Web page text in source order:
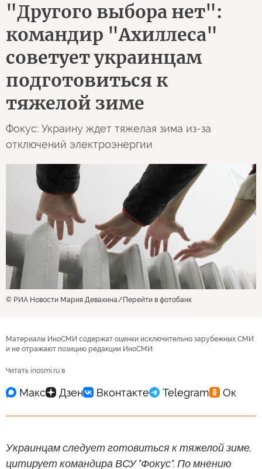
"Другого выбора нет":
командир "Ахиллеса"
советует украинцам
подготовиться к
тяжелой зиме
Фокус: Украину ждет тяжелая зима из-за
отключений электроэнергии
© РИА Новости Мария Девахина Перейти в фотобанк
Материалы ИноСМИ содержат оценки исключительно зарубежных СМИ
и не отражают позицию редакции ИноСМИ
Читать inosmi.ru в
Украинцам следует готовиться к тяжелой зиме,
цитирует командира ВСУ "Фокус". По мнению